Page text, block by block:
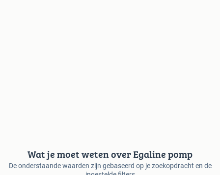
Wat je moet weten over Egaline pomp
De onderstaande waarden zijn gebaseerd op je zoekopdracht en de